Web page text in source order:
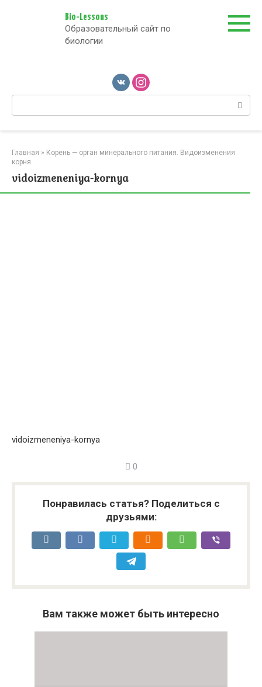
Bio-Lessons
Образовательный сайт по
биологии
Поиск:
Главная » Корень — орган минерального питания. Видоизменения
корня.
vidoizmeneniya-kornya
vidoizmeneniya-kornya
0
Понравилась статья? Поделиться с
друзьями:
Вам также может быть интересно